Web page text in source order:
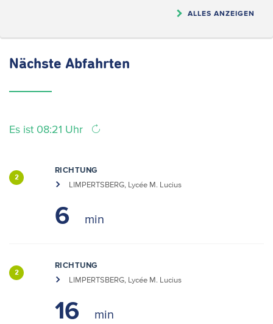
ALLES ANZEIGEN
Nächste Abfahrten
Es ist 08:21 Uhr
2
RICHTUNG
LIMPERTSBERG, Lycée M. Lucius
6
2
RICHTUNG
LIMPERTSBERG, Lycée M. Lucius
16